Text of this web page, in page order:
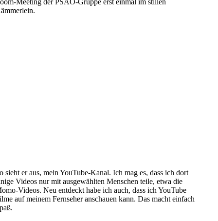
Meeting der PSAO-Gruppe erst einmal im stillen
sieht er aus, mein YouTube-Kanal. Ich mag es, dass ich dort
Videos nur mit ausgewählten Menschen teile, etwa die
Videos. Neu entdeckt habe ich auch, dass ich YouTube
auf meinem Fernseher anschauen kann. Das macht einfach